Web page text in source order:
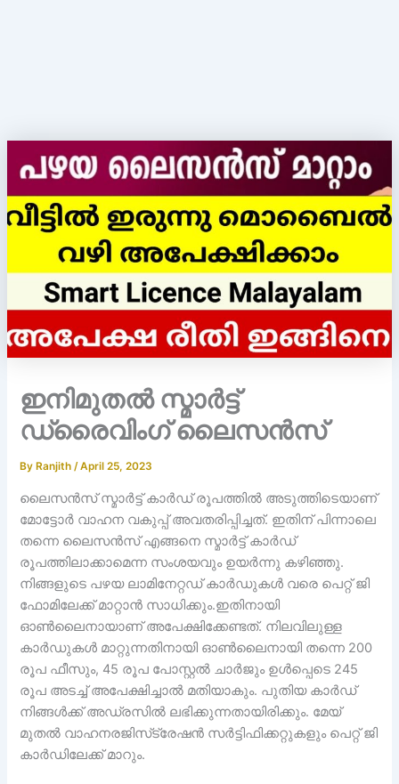
ഇനിമുതൽ സ്മാർട്ട്
ഡ്രൈവിംഗ് ലൈസൻസ്
By Ranjith/April 25, 2023
ലൈസൻസ് സ്മാർട്ട് കാർഡ് രൂപത്തിൽ അടുത്തിടെയാണ്
മോട്ടോർ വാഹന വകുപ്പ് അവതരിപ്പിച്ചത്. ഇതിന് പിന്നാലെ
തന്നെ ലൈസൻസ് എങ്ങനെ സ്മാർട്ട് കാർഡ്
രൂപത്തിലാക്കാമെന്ന സംശയവും ഉയർന്നു കഴിഞ്ഞു.
നിങ്ങളുടെ പഴയ ലാമിനേറ്റഡ് കാർഡുകൾ വരെ പെറ്റ് ജി
ഫോമിലേക്ക് മാറ്റാൻ സാധിക്കും.ഇതിനായി
ഓൺലൈനായാണ് അപേക്ഷിക്കേണ്ടത്. നിലവിലുള്ള
കാർഡുകൾ മാറ്റുന്നതിനായി ഓൺലൈനായി തന്നെ 200
രൂപ ഫീസും, 45 രൂപ പോസ്റ്റൽ ചാർജും ഉൾപ്പെടെ 245
രൂപ അടച്ച് അപേക്ഷിച്ചാൽ മതിയാകും. പുതിയ കാർഡ്
നിങ്ങൾക്ക് അഡ്രസിൽ ലഭിക്കുന്നതായിരിക്കും. മേയ്
മുതൽ വാഹനരജിസ്‌ട്രേഷൻ സർട്ടിഫിക്കറ്റുകളും പെറ്റ് ജി
കാർഡിലേക്ക് മാറും.